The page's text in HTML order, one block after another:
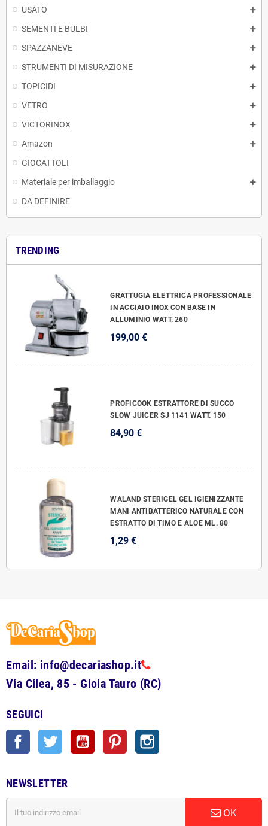
USATO
SEMENTI E BULBI
SPAZZANEVE
STRUMENTI DI MISURAZIONE
TOPICIDI
VETRO
VICTORINOX
Amazon
GIOCATTOLI
Materiale per imballaggio
DA DEFINIRE
TRENDING
GRATTUGIA ELETTRICA PROFESSIONALE
IN ACCIAIO INOX CON BASE IN
ALLUMINIO WATT. 260
199,00 €
PROFICOOK ESTRATTORE DI SUCCO
SLOW JUICER SJ 1141 WATT. 150
84,90 €
WALAND STERIGEL GEL IGIENIZZANTE
MANI ANTIBATTERICO NATURALE CON
ESTRATTO DI TIMO E ALOE ML. 80
1,29 €
Email: info@decariashop.it
Via Cilea, 85 - Gioia Tauro (RC)
SEGUICI
Facebook Twitter YouTube Pinterest
NEWSLETTER
OK